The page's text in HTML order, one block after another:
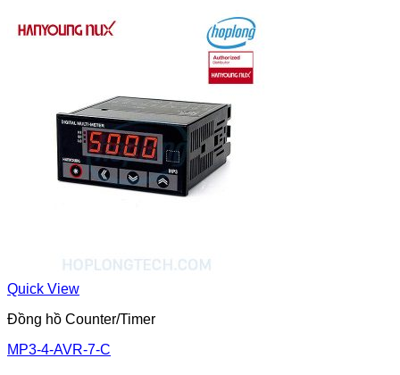
Quick View
Đồng hồ Counter/Timer
MP3-4-AVR-7-C